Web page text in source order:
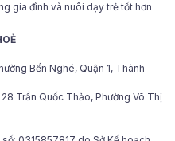
gia đình và nuôi dạy trẻ tốt hơn
Bến Nghé, Quận 1, Thành
Trần Quốc Thảo, Phường Võ Thị